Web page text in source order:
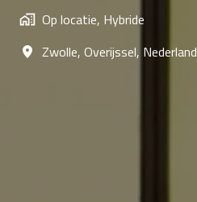
Op locatie, Hybride
Zwolle, Overijssel, Nederland